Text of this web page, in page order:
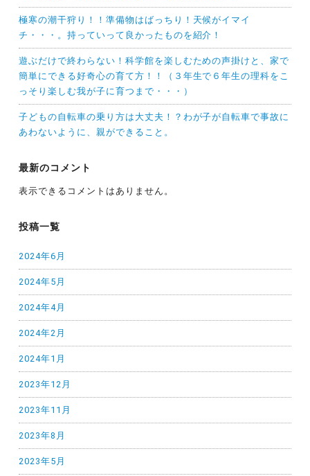
極寒の潮干狩り！！準備物はばっちり！天候がイマイ
チ・・・。持っていって良かったものを紹介！
遊ぶだけで終わらない！科学館を楽しむための声掛けと、家で
簡単にできる好奇心の育て方！！（３年生で６年生の理科をこ
っそり楽しむ我が子に育つまで・・・）
子どもの自転車の乗り方は大丈夫！？わが子が自転車で事故に
あわないように、親ができること。
最新のコメント
表示できるコメントはありません。
投稿一覧
2024年6月
2024年5月
2024年4月
2024年2月
2024年1月
2023年12月
2023年11月
2023年8月
2023年5月